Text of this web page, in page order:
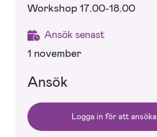
Workshop 17.00-18.00
Ansök senast
1 november
Ansök
Logga in för att ansöka